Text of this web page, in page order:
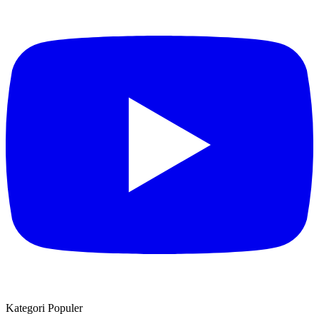
Kategori Populer